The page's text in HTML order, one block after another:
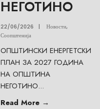
НЕГОТИНО
22/06/2026 | Новости,
Соопштенија
ОПШТИНСКИ ЕНЕРГЕТСКИ
ПЛАН ЗА 2027 ГОДИНА
НА ОПШТИНА
НЕГОТИНО...
Read More →